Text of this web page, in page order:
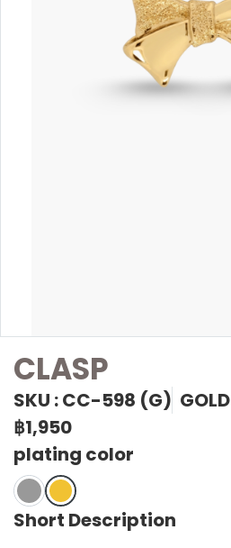
CLASP
SKU : CC-598 (G) GOLD
฿1,950
plating color
Short Description